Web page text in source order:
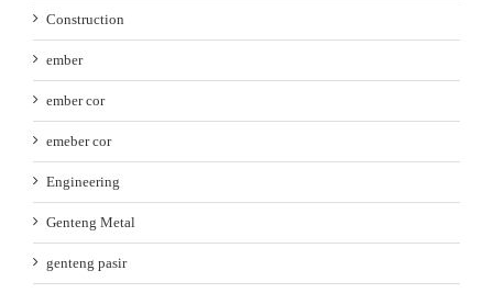
Construction
ember
ember cor
emeber cor
Engineering
Genteng Metal
genteng pasir